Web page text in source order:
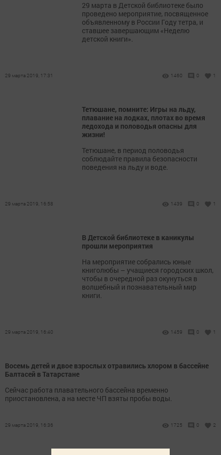
29 марта в Детской библиотеке было
проведено мероприятие, посвященное
объявленному в России Году тетра, и
ставшее завершающим «Неделю
детской книги».
29 марта 2019, 17:31 1460 0 1
Тетюшане, помните: Игры на льду,
плавание на лодках, плотах во время
ледохода и половодья опасны для
жизни!
Тетюшане, в период половодья
соблюдайте правила безопасности
поведения на льду и воде.
29 марта 2019, 16:58 1439 0 1
В Детской библиотеке в каникулы
прошли мероприятия
На мероприятие собрались юные
книголюбы – учащиеся городских школ,
чтобы в очередной раз окунуться в
волшебный и познавательный мир
книги.
29 марта 2019, 16:40 1459 0 1
Восемь детей и двое взрослых отравились хлором в бассейне
Балтасей в Татарстане
Сейчас работа плавательного бассейна временно
приостановлена, а на месте ЧП взяты пробы воды.
29 марта 2019, 16:36 1725 0 2